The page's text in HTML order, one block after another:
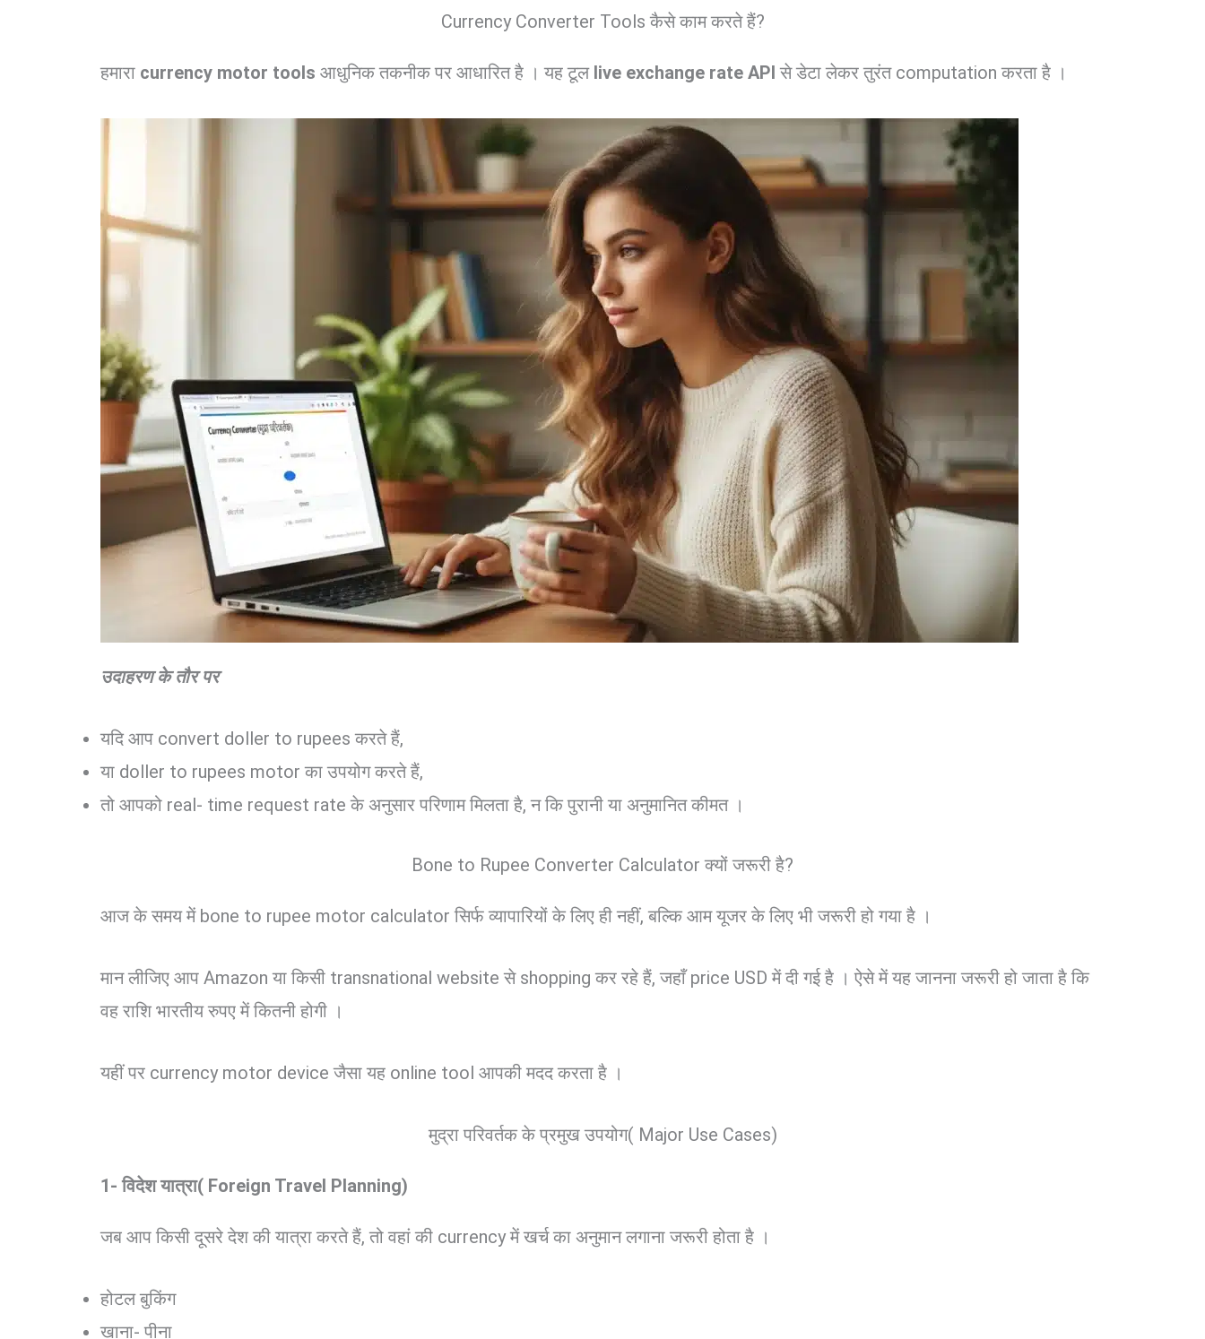
Currency Converter Tools कैसे काम करते हैं?
हमारा currency motor tools आधुनिक तकनीक पर आधारित है । यह टूल live exchange rate API से डेटा लेकर तुरंत computation करता है ।
उदाहरण के तौर पर
यदि आप convert doller to rupees करते हैं,
या doller to rupees motor का उपयोग करते हैं,
तो आपको real- time request rate के अनुसार परिणाम मिलता है, न कि पुरानी या अनुमानित कीमत ।
Bone to Rupee Converter Calculator क्यों जरूरी है?
आज के समय में bone to rupee motor calculator सिर्फ व्यापारियों के लिए ही नहीं, बल्कि आम यूजर के लिए भी जरूरी हो गया है ।
मान लीजिए आप Amazon या किसी transnational website से shopping कर रहे हैं, जहाँ price USD में दी गई है । ऐसे में यह जानना जरूरी हो जाता है कि
वह राशि भारतीय रुपए में कितनी होगी ।
यहीं पर currency motor device जैसा यह online tool आपकी मदद करता है ।
मुद्रा परिवर्तक के प्रमुख उपयोग( Major Use Cases)
1- विदेश यात्रा( Foreign Travel Planning)
जब आप किसी दूसरे देश की यात्रा करते हैं, तो वहां की currency में खर्च का अनुमान लगाना जरूरी होता है ।
होटल बुकिंग
खाना- पीना